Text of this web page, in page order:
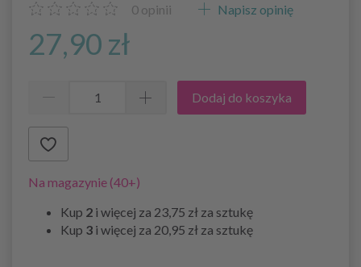
0 opinii Napisz opinię
27,90 zł
Dodaj do koszyka
Na magazynie (40+)
Kup 2 i więcej za 23,75 zł za sztukę
Kup 3 i więcej za 20,95 zł za sztukę